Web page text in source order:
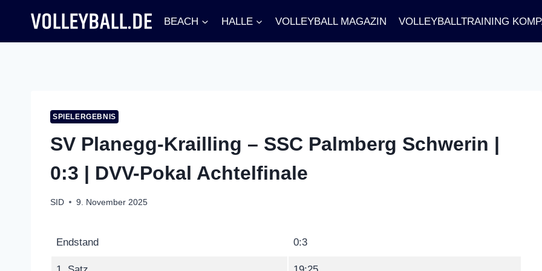
springen
BEACH HALLE VOLLEYBALL MAGAZIN VOLLEYBALLTRAINING
SPIELERGEBNIS
SV Planegg-Krailling – SSC Palmberg Schwerin |
0:3 | DVV-Pokal Achtelfinale
SID 9. November 2025
Endstand 0:3